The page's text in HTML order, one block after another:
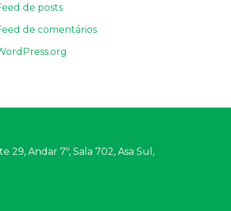
de posts
de comentários
29, Andar 7º, Sala 702, Asa Sul,